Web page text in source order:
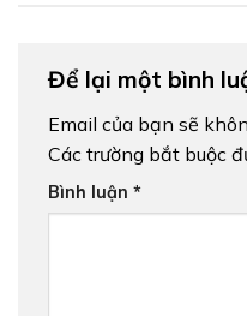
Để lại một bình
Email của bạn sẽ
Các trường bắt buộc
Bình luận *